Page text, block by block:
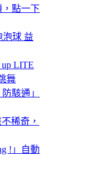
，點一下
泡球 益
LITE
舞
駭通」
稀奇，
!」自動